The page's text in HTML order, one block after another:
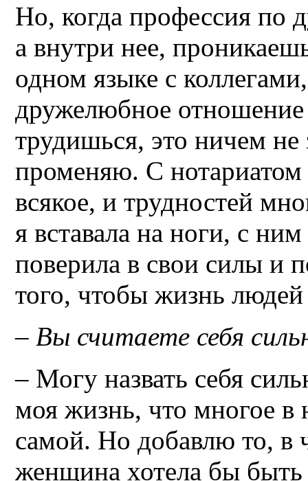
Но, когда профессия по
а внутри нее,
одном языке с
дружелюбное отношение
трудишься, это ничем
променяю. С
всякое, и трудностей
я вставала на ноги, с
поверила в свои силы и
того, чтобы жизнь
– Вы считаете себя
– Могу назвать себя
моя жизнь, что многое в
самой. Но добавлю то, в
женщина хотела бы